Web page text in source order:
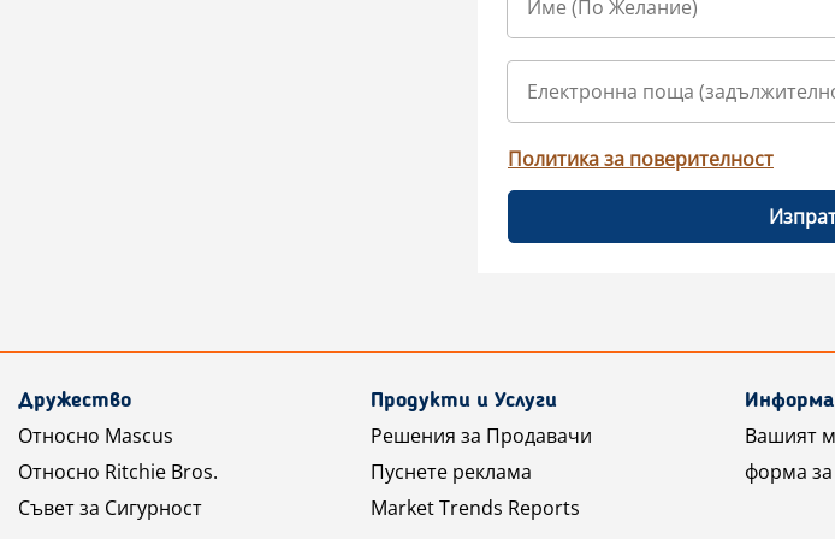
Политика за поверителност
Дружество
Относно Mascus
Относно Ritchie Bros.
Съвет за Сигурност
Продукти и Услуги
Решения за Продавачи
Пуснете реклама
Market Trends Reports
Вашият
форма за